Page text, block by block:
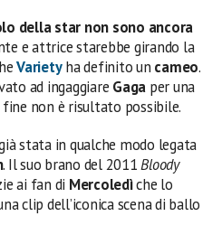
della star non sono ancora
e attrice starebbe girando la
Varietyha definito un cameo.
ad ingaggiare Gaga per una
non è risultato possibile.
stata in qualche modo legata
. Il suo brano del 2011Bloody
ai fan di Mercoledìche lo
clip dell’iconica scena di ballo